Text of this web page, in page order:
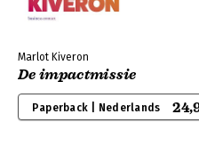
Marlot Kiveron
De impactmissie
Paperback | Nederlands